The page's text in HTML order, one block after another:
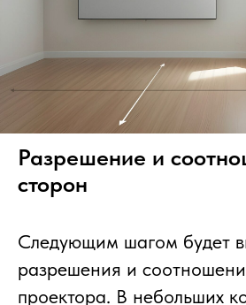
Разрешение и
сторон
Следующим шагом будет
разрешения и
проектора. В небольших